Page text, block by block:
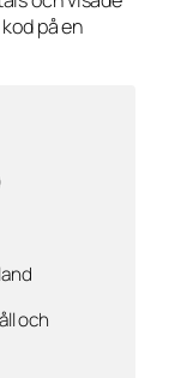
på en
och